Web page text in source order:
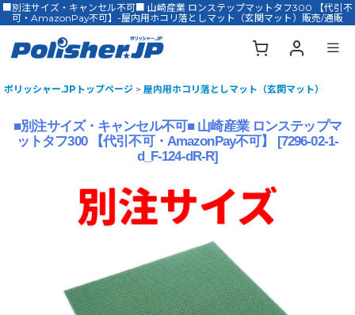
■別注サイズ・キャンセル不可■ 山崎産業 ロンステップマットタフ300 【代引不
可・AmazonPay不可】-屋内用ホコリ落としマット（玄関マット）販売/通販
ポリッシャー.JPトップページ > 屋内用ホコリ落としマット（玄関マット）
■別注サイズ・キャンセル不可■ 山崎産業 ロンステップマ
ットタフ300 【代引不可・AmazonPay不可】
[7296-02-1-
d_F-124-dR-R]